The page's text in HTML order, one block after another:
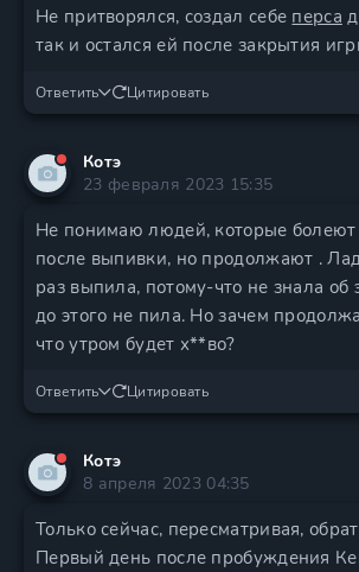
Не притворялся, создал себе перса
так и остался ей после закрытия
Ответить Цитировать
Котэ
23 февраля 2023 15:35
Не понимаю людей, которые болеют
после выпивки, но продолжают .
раз выпила, потому-что не знала об
до этого не пила. Но зачем
что утром будет х**во?
Ответить Цитировать
Котэ
8 апреля 2023 04:35
Только сейчас, пересматривая,
Первый день после пробуждения